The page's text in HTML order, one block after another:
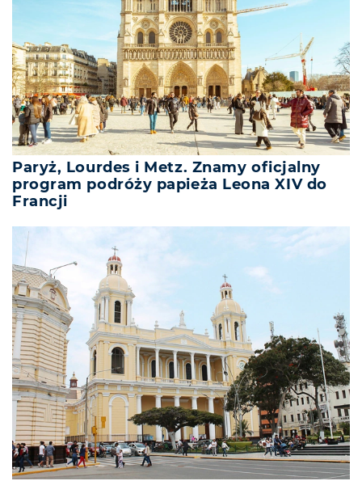
Paryż, Lourdes i Metz. Znamy oficjalny
program podróży papieża Leona XIV do
Francji